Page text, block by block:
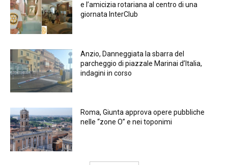
e l’amicizia rotariana al centro di una
giornata InterClub
Anzio, Danneggiata la sbarra del
parcheggio di piazzale Marinai d’Italia,
indagini in corso
Roma, Giunta approva opere pubbliche
nelle “zone O” e nei toponimi